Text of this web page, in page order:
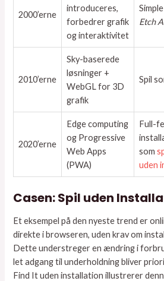
2000’erne
introduceres,
forbedrer grafik
og interaktivitet
Etch
2010’erne
Sky-baserede
løsninger +
WebGL for 3D
grafik
Spil
2020’erne
Edge computing
og Progressive
Web Apps
(PWA)
Full-
som
uden
Casen: Spil uden
Et eksempel på den nyeste trend er
direkte i browseren, uden krav om
Dette understreger en ændring i
let adgang til underholdning bliver
Find It uden installation illustrerer